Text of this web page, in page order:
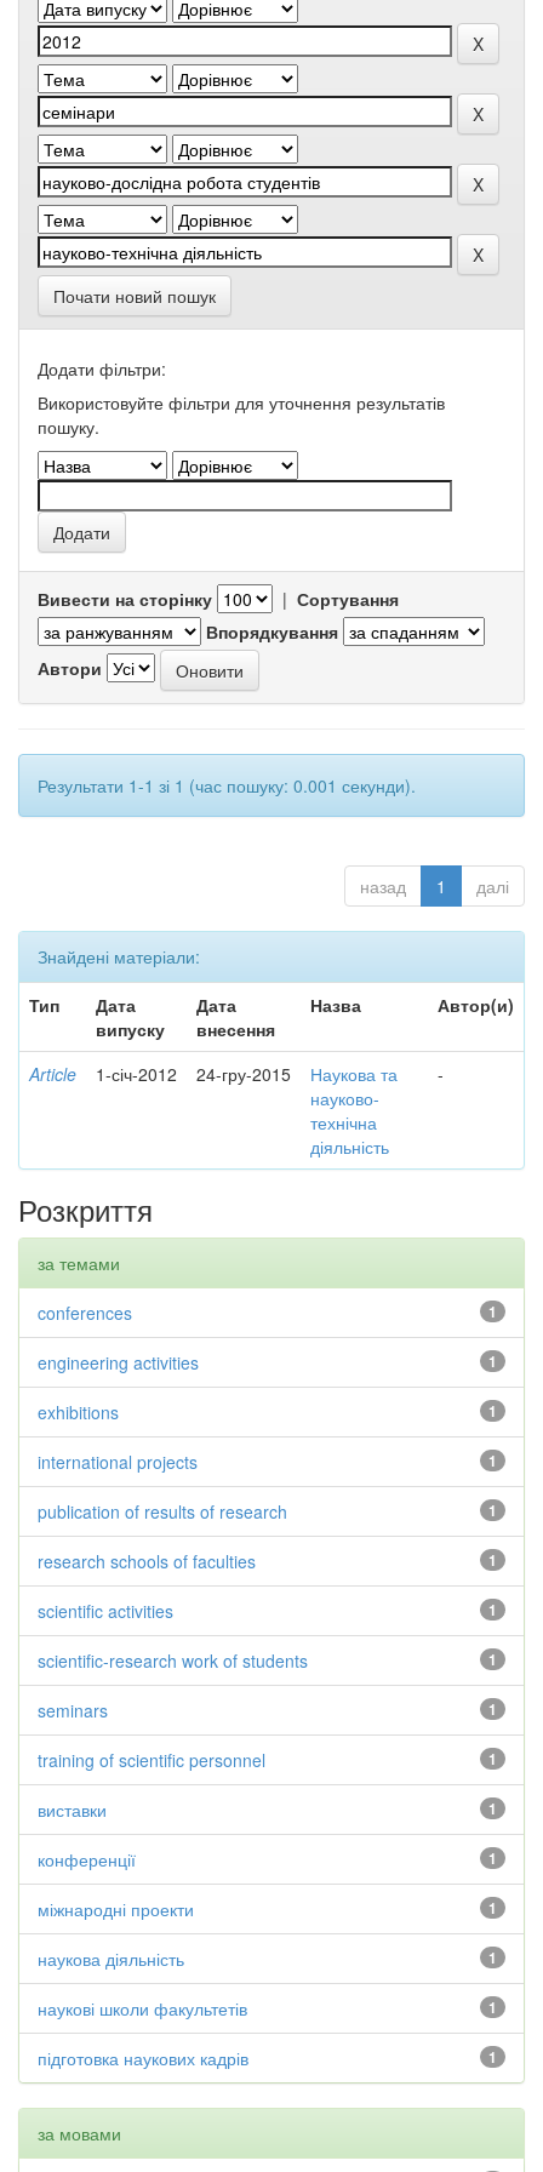
Почати новий пошук
Додати фільтри:
Використовуйте фільтри для уточнення результатів
пошуку.
Вивести на сторінку | Сортування
Впорядкування
Автори
Результати 1-1 зі 1 (час пошуку: 0.001 секунди).
назад 1 далі
Знайдені матеріали:
Тип
Дата
випуску
Дата
внесення
Назва Автор(и)
Article 1-січ-2012 24-гру-2015
Наукова та
науково-
технічна
діяльність
-
Розкриття
за темами
1
conferences
1
engineering activities
1
exhibitions
1
international projects
1
publication of results of research
1
research schools of faculties
1
scientific activities
1
scientific-research work of students
1
seminars
1
training of scientific personnel
1
виставки
1
конференції
1
міжнародні проекти
1
наукова діяльність
1
наукові школи факультетів
1
підготовка наукових кадрів
за мовами